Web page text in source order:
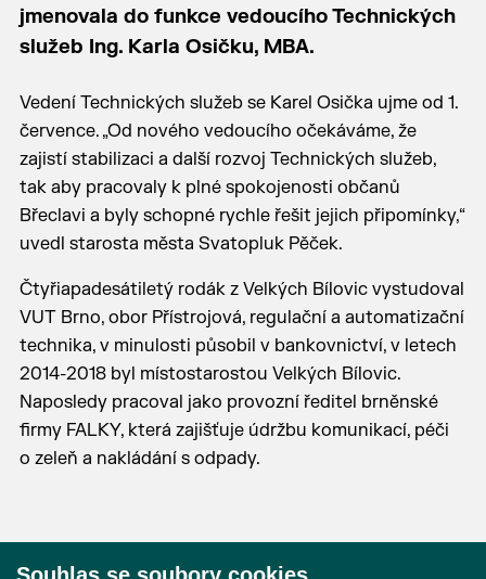
jmenovala do funkce vedoucího Technických
služeb Ing. Karla Osičku, MBA.
Vedení Technických služeb se Karel Osička ujme od 1.
července. „Od nového vedoucího očekáváme, že
zajistí stabilizaci a další rozvoj Technických služeb,
tak aby pracovaly k plné spokojenosti občanů
Břeclavi a byly schopné rychle řešit jejich připomínky,“
uvedl starosta města Svatopluk Pěček.
Čtyřiapadesátiletý rodák z Velkých Bílovic vystudoval
VUT Brno, obor Přístrojová, regulační a automatizační
technika, v minulosti působil v bankovnictví, v letech
2014-2018 byl místostarostou Velkých Bílovic.
Naposledy pracoval jako provozní ředitel brněnské
firmy FALKY, která zajišťuje údržbu komunikací, péči
o zeleň a nakládání s odpady.